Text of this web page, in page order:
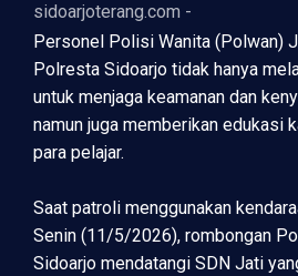
sidoarjoterang.com -
Personel Polisi Wanita (Polwan)
Polresta Sidoarjo tidak hanya
untuk menjaga keamanan dan
namun juga memberikan edukasi
para pelajar.
Saat patroli menggunakan
Senin (11/5/2026), rombongan
Sidoarjo mendatangi SDN Jati